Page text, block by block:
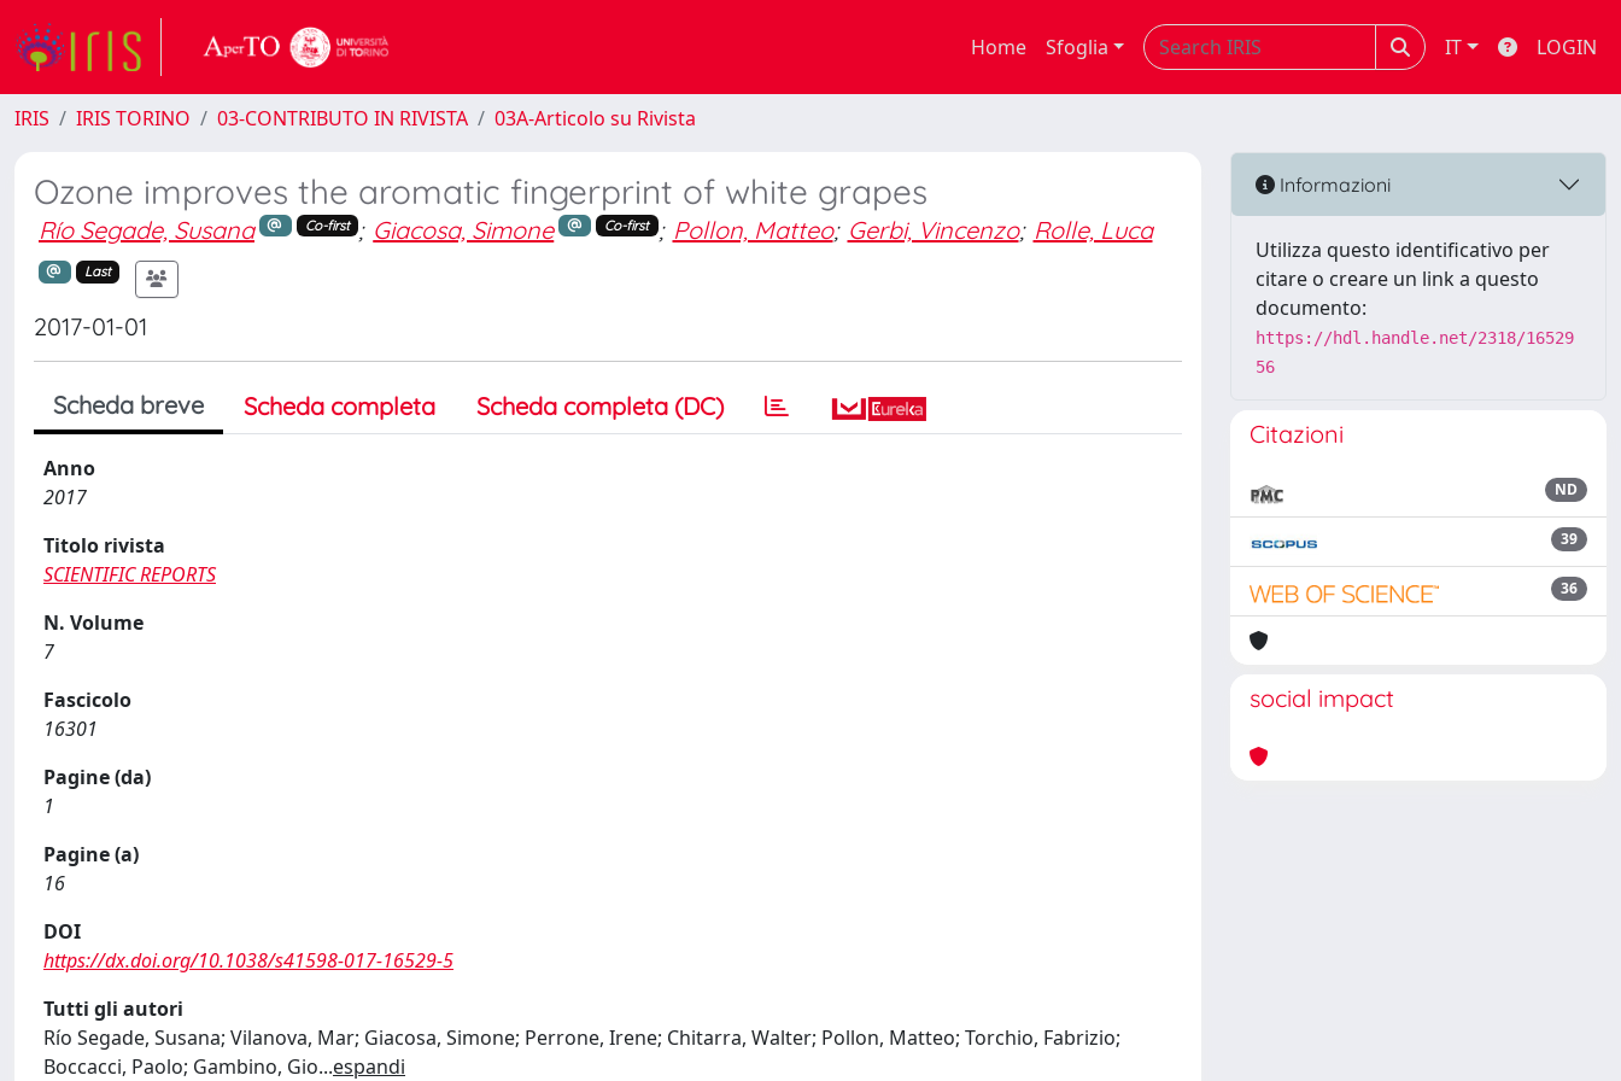
Home Sfoglia IT LOGIN
IRIS IRIS TORINO 03-CONTRIBUTO IN RIVISTA 03A-Articolo su Rivista
Ozone improves the aromatic fingerprint of white grapes
Río Segade, Susana Co-first ; Giacosa, Simone Co-first ; Pollon, Matteo; Gerbi, Vincenzo; Rolle, Luca
Last
2017-01-01
Scheda breve Scheda completa Scheda completa (DC)
Anno
2017
Titolo rivista
SCIENTIFIC REPORTS
N. Volume
7
Fascicolo
16301
Pagine (da)
1
Pagine (a)
16
DOI
https://dx.doi.org/10.1038/s41598-017-16529-5
Tutti gli autori
Río Segade, Susana; Vilanova, Mar; Giacosa, Simone; Perrone, Irene; Chitarra, Walter; Pollon, Matteo; Torchio, Fabrizio;
Boccacci, Paolo; Gambino, Gio...espandi
Informazioni
Utilizza questo identificativo per
citare o creare un link a questo
documento:
https://hdl.handle.net/2318/16529
56
Citazioni
ND
39
36
social impact